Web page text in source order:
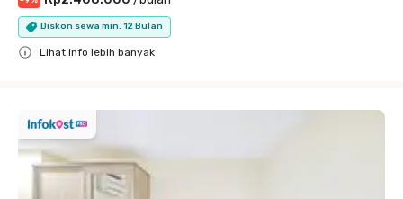
Diskon sewa min. 12 Bulan
Lihat info lebih banyak